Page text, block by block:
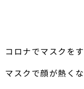
コロナでマスクを
マスクで顔が熱く